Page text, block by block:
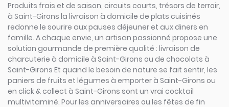
Produits frais et de saison, circuits courts, trésors de terroir,
à Saint-Girons la livraison à domicile de plats cuisinés
redonne le sourire aux pauses déjeuner et aux diners en
famille. A chaque envie, un artisan passionné propose une
solution gourmande de première qualité : livraison de
charcuterie à domicile à Saint-Girons ou de chocolats à
Saint-Girons Et quand le besoin de nature se fait sentir, les
paniers de fruits et légumes à emporter à Saint-Girons ou
en click & collect à Saint-Girons sont un vrai cocktail
multivitaminé. Pour les anniversaires ou les fêtes de fin